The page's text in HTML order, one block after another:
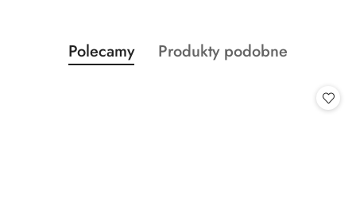
Pomiń karuzelę produktów
Produkty
o
Polecamy
Produkty
Produkty podobne